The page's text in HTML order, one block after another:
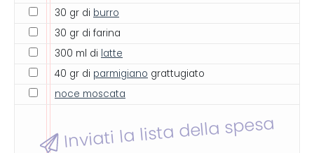
30 gr di burro
30 gr di farina
300 ml di latte
40 gr di parmigiano grattugiato
noce moscata
Inviati la lista della spesa